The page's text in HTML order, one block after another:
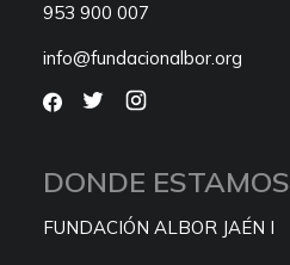
953 900 007
info@fundacionalbor.org
DONDE ESTAMOS
FUNDACIÓN ALBOR JAÉN I